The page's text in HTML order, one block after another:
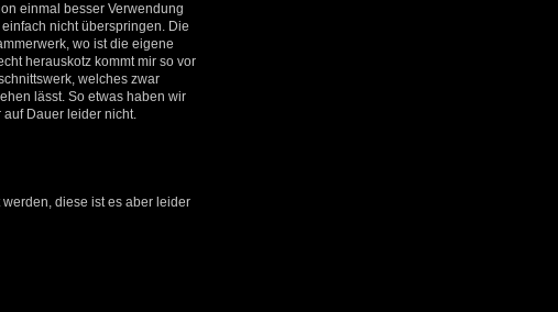
einmal besser Verwendung
nicht überspringen. Die
wo ist die eigene
herauskotz kommt mir so vor
welches zwar
lässt. So etwas haben wir
Dauer leider nicht.
diese ist es aber leider